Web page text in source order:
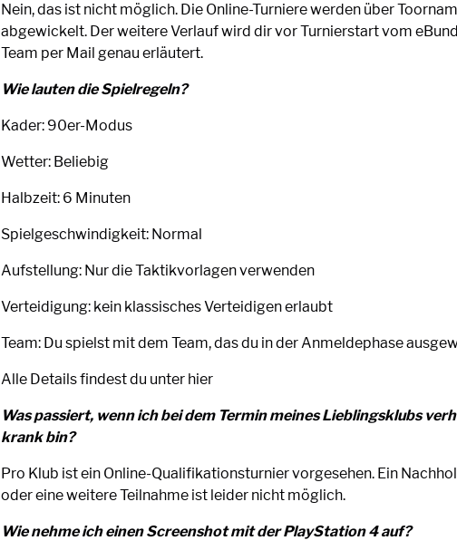
Nein, das ist nicht möglich. Die Online-Turniere werden über
abgewickelt. Der weitere Verlauf wird dir vor Turnierstart vom
Team per Mail genau erläutert.
Wie lauten die Spielregeln?
Kader: 90er-Modus
Wetter: Beliebig
Halbzeit: 6 Minuten
Spielgeschwindigkeit: Normal
Aufstellung: Nur die Taktikvorlagen verwenden
Verteidigung: kein klassisches Verteidigen erlaubt
Team: Du spielst mit dem Team, das du in der Anmeldephase
Alle Details findest du unter hier
Was passiert, wenn ich bei dem Termin meines Lieblingsklubs
krank bin?
Pro Klub ist ein Online-Qualifikationsturnier vorgesehen. Ein
oder eine weitere Teilnahme ist leider nicht möglich.
Wie nehme ich einen Screenshot mit der PlayStation 4 auf?